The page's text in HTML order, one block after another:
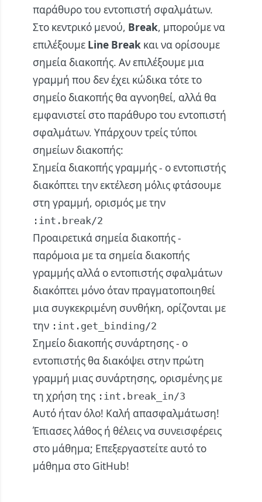
παράθυρο του εντοπιστή σφαλμάτων.
Στο κεντρικό μενού, Break, μπορούμε να
επιλέξουμε Line Break και να ορίσουμε
σημεία διακοπής. Αν επιλέξουμε μια
γραμμή που δεν έχει κώδικα τότε το
σημείο διακοπής θα αγνοηθεί, αλλά θα
εμφανιστεί στο παράθυρο του εντοπιστή
σφαλμάτων. Υπάρχουν τρείς τύποι
σημείων διακοπής:
Σημεία διακοπής γραμμής - ο εντοπιστής
διακόπτει την εκτέλεση μόλις φτάσουμε
στη γραμμή, ορισμός με την
:int.break/2
Προαιρετικά σημεία διακοπής -
παρόμοια με τα σημεία διακοπής
γραμμής αλλά ο εντοπιστής σφαλμάτων
διακόπτει μόνο όταν πραγματοποιηθεί
μια συγκεκριμένη συνθήκη, ορίζονται με
την :int.get_binding/2
Σημείο διακοπής συνάρτησης - ο
εντοπιστής θα διακόψει στην πρώτη
γραμμή μιας συνάρτησης, ορισμένης με
τη χρήση της :int.break_in/3
Αυτό ήταν όλο! Καλή απασφαλμάτωση!
Έπιασες λάθος ή θέλεις να συνεισφέρεις
στο μάθημα; Επεξεργαστείτε αυτό το
μάθημα στο GitHub!